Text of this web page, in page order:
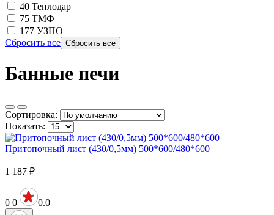
40 Теплодар
75 ТМФ
177 УЗПО
Сбросить все
Банные печи
Сортировка:
Показать:
Притопочный лист (430/0,5мм) 500*600/480*600
1 187 ₽
0 0 0.0